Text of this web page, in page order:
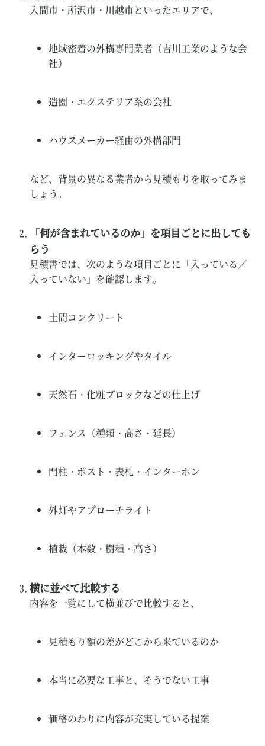
入間市・所沢市・川越市といったエリアで、
地域密着の外構専門業者（吉川工業のような会
社）
造園・エクステリア系の会社
ハウスメーカー経由の外構部門
など、背景の異なる業者から見積もりを取ってみま
しょう。
「何が含まれているのか」を項目ごとに出しても
らう
見積書では、次のような項目ごとに「入っている／
入っていない」を確認します。
土間コンクリート
インターロッキングやタイル
天然石・化粧ブロックなどの仕上げ
フェンス（種類・高さ・延長）
門柱・ポスト・表札・インターホン
外灯やアプローチライト
植栽（本数・樹種・高さ）
横に並べて比較する
内容を一覧にして横並びで比較すると、
見積もり額の差がどこから来ているのか
本当に必要な工事と、そうでない工事
価格のわりに内容が充実している提案